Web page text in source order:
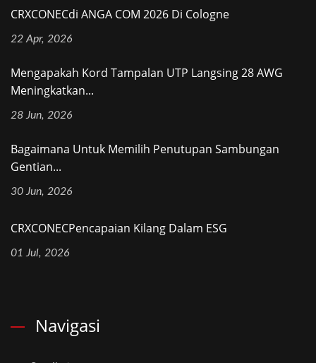
CRXCONECdi ANGA COM 2026 Di Cologne
22 Apr, 2026
Mengapakah Kord Tampalan UTP Langsing 28 AWG
Meningkatkan...
28 Jun, 2026
Bagaimana Untuk Memilih Penutupan Sambungan
Gentian...
30 Jun, 2026
CRXCONECPencapaian Kilang Dalam ESG
01 Jul, 2026
Navigasi